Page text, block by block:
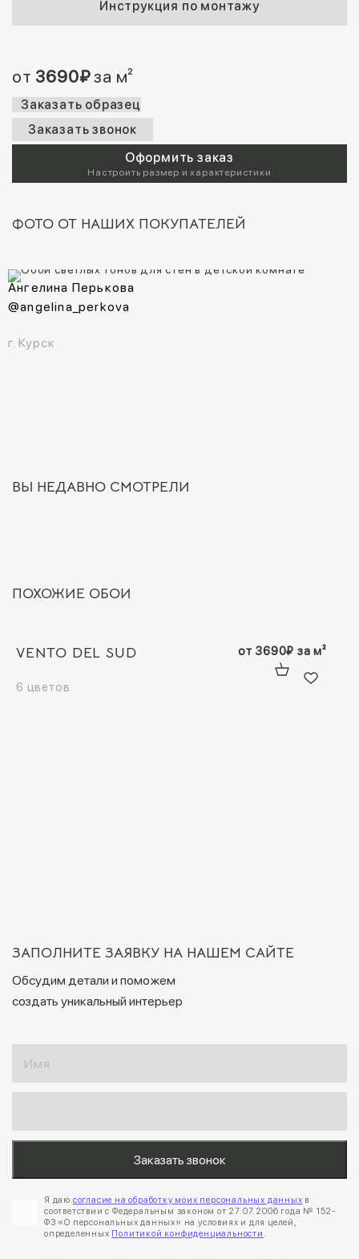
Инструкция по монтажу
от 3690₽за м²
Заказать образец
Заказать звонок
Оформить заказ
Настроить размер и характеристики
ФОТО ОТ НАШИХ ПОКУПАТЕЛЕЙ
Ангелина Перькова
@angelina_perkova
г. Курск
ВЫ НЕДАВНО СМОТРЕЛИ
ПОХОЖИЕ ОБОИ
VENTO DEL SUD
6 цветов
от 3690₽ за м²
ЗАПОЛНИТЕ ЗАЯВКУ НА НАШЕМ САЙТЕ
Обсудим детали и поможем
создать уникальный интерьер
Я даю согласие на обработку моих персональных данных в
соответствии с Федеральным законом от 27.07.2006 года № 152-
ФЗ «О персональных данных» на условиях и для целей,
определенных Политикой конфиденциальности .